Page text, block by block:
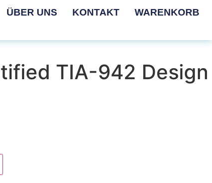
ÜBER UNS KONTAKT WARENKORB
TIA-942 Design